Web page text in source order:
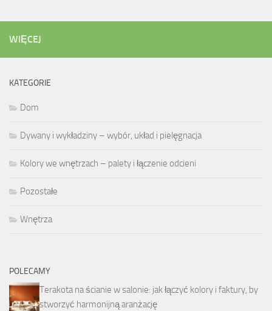
WIĘCEJ
KATEGORIE
Dom
Dywany i wykładziny – wybór, układ i pielęgnacja
Kolory we wnętrzach – palety i łączenie odcieni
Pozostałe
Wnętrza
POLECAMY
Terakota na ścianie w salonie: jak łączyć kolory i faktury, by
stworzyć harmonijną aranżację